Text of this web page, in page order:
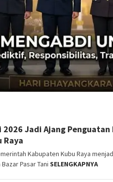
2026 Jadi Ajang Penguatan
Raya
Kabupaten Kubu Raya
Pasar Tani SELENGKAPNYA